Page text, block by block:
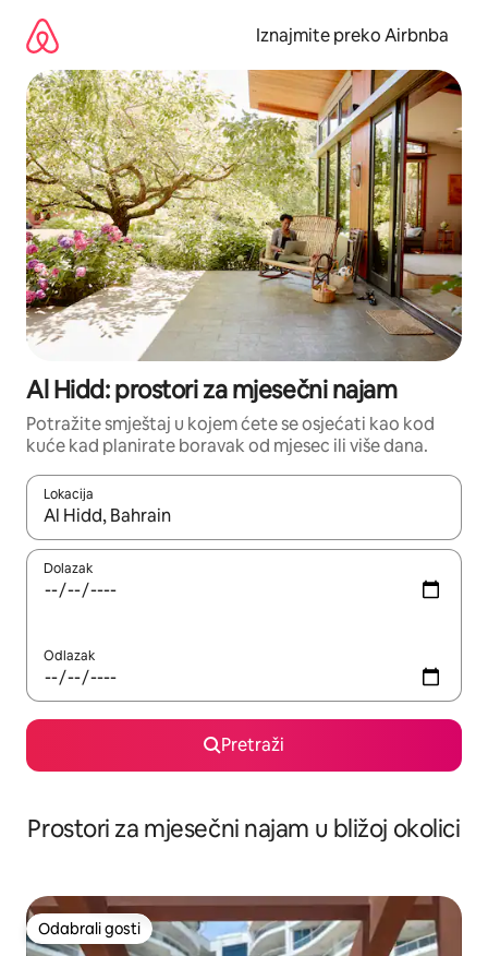
sadržaj
Iznajmite preko Airbnba
Al Hidd: prostori za mjesečni najam
Potražite smještaj u kojem ćete se osjećati kao kod
kuće kad planirate boravak od mjesec ili više dana.
Lokacija
Kada budu dostupni rezultati, moći ćete ih pregledati
Dolazak
Odlazak
Pretraži
Prostori za mjesečni najam u bližoj okolici
Odabrali gosti
Odabrali gosti